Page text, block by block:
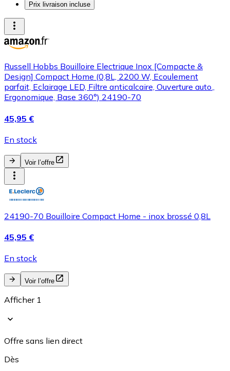
Prix livraison incluse
Russell Hobbs Bouilloire Electrique Inox [Compacte &
Design] Compact Home (0,8L, 2200 W, Ecoulement
parfait, Eclairage LED, Filtre anticalcaire, Ouverture auto.,
Ergonomique, Base 360°) 24190-70
45,95 €
En stock
Voir l’offre
24190-70 Bouilloire Compact Home - inox brossé 0,8L
45,95 €
En stock
Voir l’offre
Afficher 1
Offre sans lien direct
Dès